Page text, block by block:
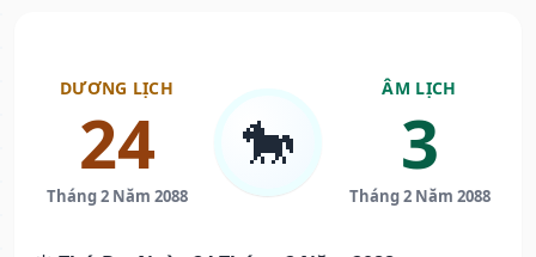
DƯƠNG LỊCH
24
Tháng 2 Năm 2088
🐎
ÂM LỊCH
3
Tháng 2 Năm 2088